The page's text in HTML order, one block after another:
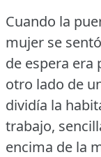
Cuando la
mujer se
de espera era
otro lado de
dividía la
trabajo,
encima de la